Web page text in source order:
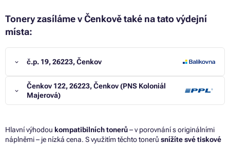
Tonery zasíláme v Čenkově také na tato výdejní
místa:
č.p. 19, 26223, Čenkov
Čenkov 122, 26223, Čenkov (PNS Koloniál
Majerová)
Hlavní výhodou kompatibilních tonerů– v porovnání s originálními
náplněmi – je nízká cena. S využitím těchto tonerů snížíte své tiskové